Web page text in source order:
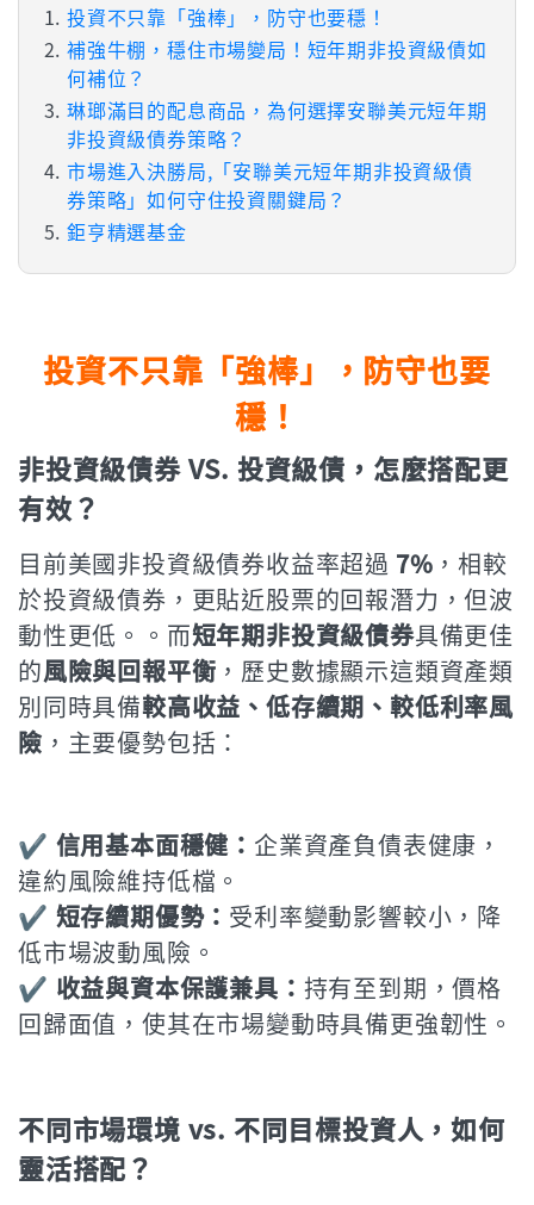
投資不只靠「強棒」，防守也要穩！
補強牛棚，穩住市場變局！短年期非投資級債如
何補位？
琳瑯滿目的配息商品，為何選擇安聯美元短年期
非投資級債券策略？
市場進入決勝局,「安聯美元短年期非投資級債
券策略」如何守住投資關鍵局？
鉅亨精選基金
投資不只靠「強棒」，防守也要
穩！
非投資級債券 VS. 投資級債，怎麼搭配更
有效？
目前美國非投資級債券收益率超過 7% ，相較
於投資級債券，更貼近股票的回報潛力，但波
動性更低。。而短年期非投資級債券具備更佳
的風險與回報平衡 ，歷史數據顯示這類資產類
別同時具備較高收益、低存續期、較低利率風
險 ，主要優勢包括：
✔️ 信用基本面穩健： 企業資產負債表健康，
違約風險維持低檔。
✔️ 短存續期優勢： 受利率變動影響較小，降
低市場波動風險。
✔️ 收益與資本保護兼具： 持有至到期，價格
回歸面值，使其在市場變動時具備更強韌性。
不同市場環境 vs. 不同目標投資人，如何
靈活搭配？